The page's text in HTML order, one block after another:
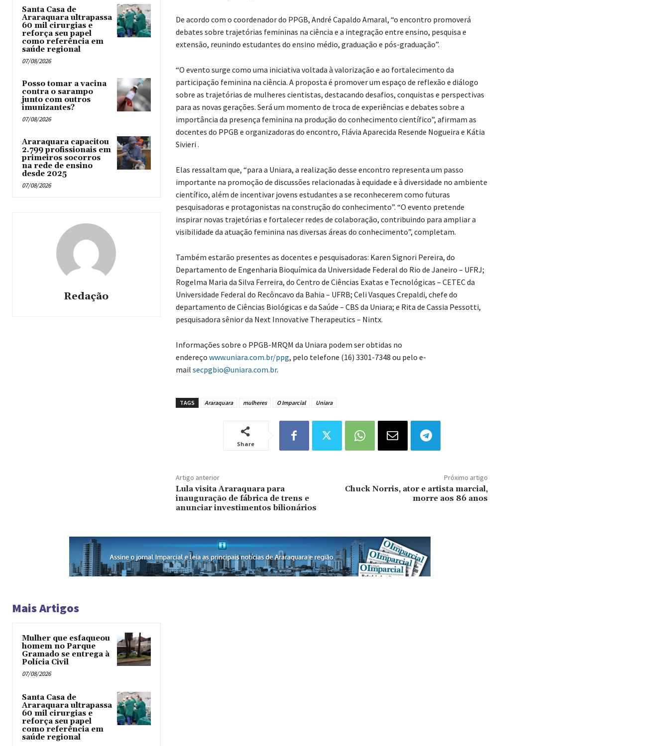
Santa Casa de
Araraquara ultrapassa
60 mil cirurgias e
reforça seu papel
como referência em
saúde regional
07/08/2026
Posso tomar a vacina
contra o sarampo
junto com outros
imunizantes?
07/08/2026
Araraquara capacitou
2.799 profissionais em
primeiros socorros
na rede de ensino
desde 2025
07/08/2026
Redação
De acordo com o coordenador do PPGB, André Capaldo Amaral, “o encontro promoverá
debates sobre trajetórias femininas na ciência e a integração entre ensino, pesquisa e
extensão, reunindo estudantes do ensino médio, graduação e pós-graduação”.
“O evento surge como uma iniciativa voltada à valorização e ao fortalecimento da
participação feminina na ciência. A proposta é promover um espaço de reflexão e diálogo
sobre as trajetórias de mulheres cientistas, destacando desafios, conquistas e perspectivas
para as novas gerações. Será um momento de troca de experiências e debates sobre a
importância da presença feminina na produção do conhecimento científico”, afirmam as
docentes do PPGB e organizadoras do encontro, Flávia Aparecida Resende Nogueira e Kátia
Sivieri .
Elas ressaltam que, “para a Uniara, a realização desse encontro representa um passo
importante na promoção de discussões relacionadas à equidade e à diversidade no ambiente
científico, além de incentivar jovens estudantes a se reconhecerem como futuras
pesquisadoras e protagonistas na construção do conhecimento”. “O evento pretende
inspirar novas trajetórias e fortalecer redes de colaboração, contribuindo para ampliar a
visibilidade da atuação feminina nas diversas áreas do conhecimento”, completam.
Também estarão presentes as docentes e pesquisadoras: Karen Signori Pereira, do
Departamento de Engenharia Bioquímica da Universidade Federal do Rio de Janeiro – UFRJ;
Rogelma Maria da Silva Ferreira, do Centro de Ciências Exatas e Tecnológicas – CETEC da
Universidade Federal do Recôncavo da Bahia – UFRB; Celi Vasques Crepaldi, chefe do
departamento de Ciências Biológicas e da Saúde – CBS da Uniara; e Rita de Cassia Pessotti,
pesquisadora sênior da Next Innovative Therapeutics – Nintx.
Informações sobre o PPGB-MRQM da Uniara podem ser obtidas no
endereço www.uniara.com.br/ppg, pelo telefone (16) 3301-7348 ou pelo e-
mail secpgbio@uniara.com.br.
TAGS Araraquara mulheres O Imparcial Uniara
Share
Artigo anterior
Lula visita Araraquara para
inauguração de fábrica de trens e
anunciar investimentos bilionários
Próximo artigo
Chuck Norris, ator e artista marcial,
morre aos 86 anos
Mais Artigos
Mulher que esfaqueou
homem no Parque
Gramado se entrega à
Polícia Civil
07/08/2026
Santa Casa de
Araraquara ultrapassa
60 mil cirurgias e
reforça seu papel
como referência em
saúde regional